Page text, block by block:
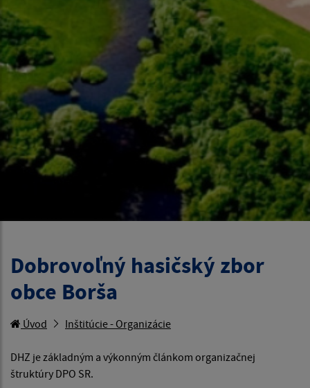
Dobrovoľný hasičský zbor
obce Borša
Úvod Inštitúcie - Organizácie
DHZ je základným a výkonným článkom organizačnej
štruktúry DPO SR.